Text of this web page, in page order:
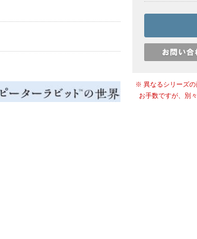
※ 異なるシリーズの
お手数ですが、別